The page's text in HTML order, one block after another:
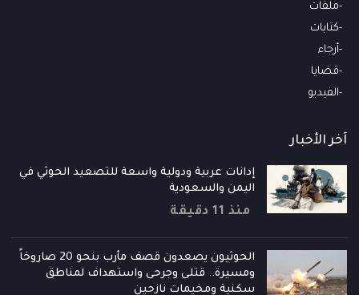
ملفات
كتابات
أرجاء
قضايا
الفيديو
آخر الأخبار
إدانات عربية ودولية واسعة للتصعيد الحوثي في
اليمن والسعودية
منذ 11 دقيقة
الحوثيون يصعدون قصف مأرب بنحو 20 صاروخاً
ومسيرة.. قتلى وجرحى واستهداف لمناطق
سكنية ومخيمات نازحين